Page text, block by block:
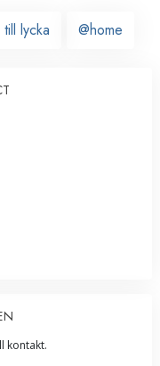
lycka @home
kontakt.